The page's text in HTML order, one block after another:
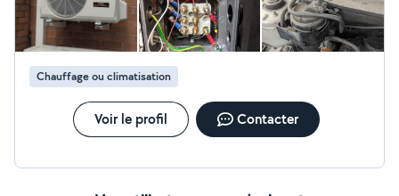
Chauffage ou climatisation
Voir le profil Contacter